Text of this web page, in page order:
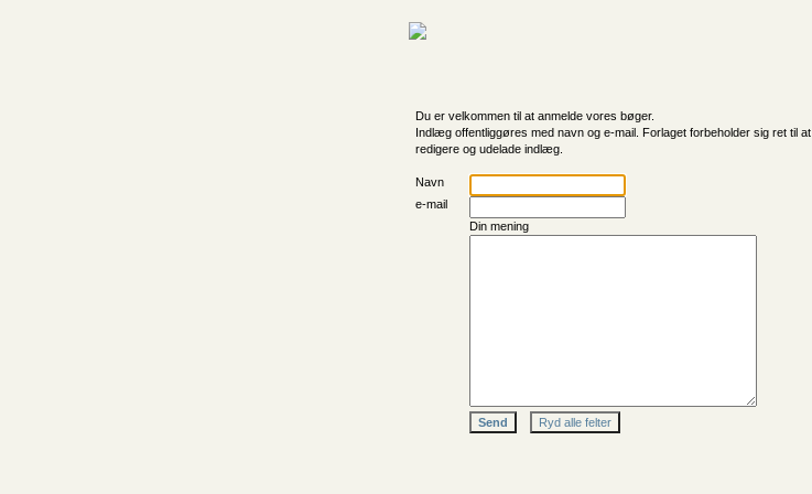
Du er velkommen til at anmelde vores bøger.
Indlæg offentliggøres med navn og e-mail. Forlaget forbeholder sig ret til at
redigere og udelade indlæg.
Navn
e-mail
Din mening